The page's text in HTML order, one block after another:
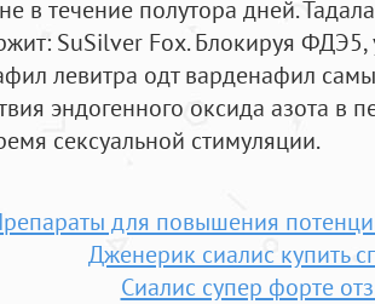
в течение полутора дней.
SuSilver Fox. Блокируя
левитра одт варденафил
эндогенного оксида азота в
сексуальной стимуляции.
для повышения
Дженерик сиалис купить
Сиалис супер форте